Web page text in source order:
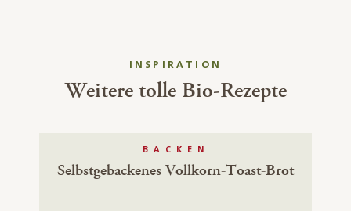
INSPIRATION
Weitere tolle Bio-Rezepte
BACKEN
Selbstgebackenes Vollkorn-Toast-Brot